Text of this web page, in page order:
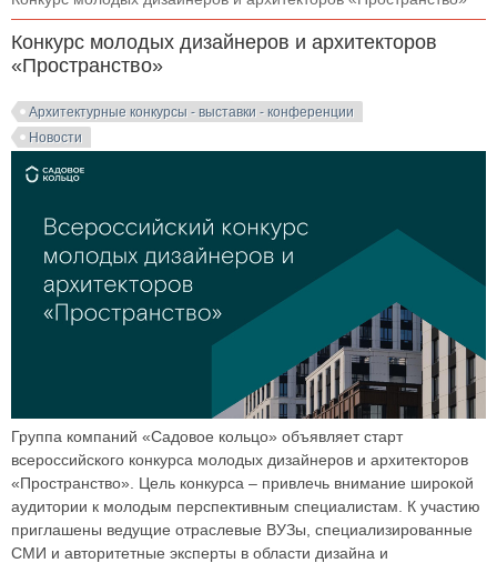
Конкурс молодых дизайнеров и архитекторов
«Пространство»
Архитектурные конкурсы - выставки - конференции
Новости
Группа компаний «Садовое кольцо» объявляет старт
всероссийского конкурса молодых дизайнеров и архитекторов
«Пространство». Цель конкурса – привлечь внимание широкой
аудитории к молодым перспективным специалистам. К участию
приглашены ведущие отраслевые ВУЗы, специализированные
СМИ и авторитетные эксперты в области дизайна и